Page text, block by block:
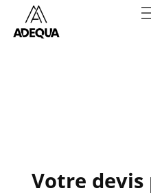
Votre devis
Mobilier